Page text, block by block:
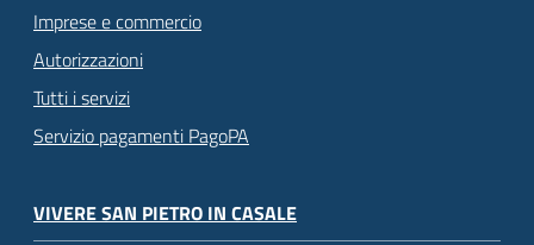
Imprese e commercio
Autorizzazioni
Tutti i servizi
Servizio pagamenti PagoPA
VIVERE SAN PIETRO IN CASALE